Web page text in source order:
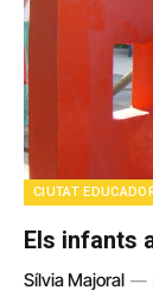
CIUTAT
Els infants
Sílvia Majoral